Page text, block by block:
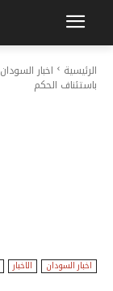
الرئيسية اخبار السودان
باستئناف الحكم
اخبار السودان الاخبار